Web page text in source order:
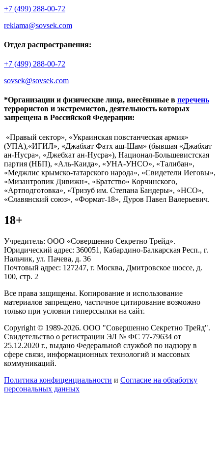
+7 (499) 288-00-72
reklama@sovsek.com
Отдел распространения:
+7 (499) 288-00-72
sovsek@sovsek.com
*Организации и физические лица, внесённные в перечень
террористов и экстремистов, деятельность которых
запрещена в Российской Федерации:
«Правый сектор», «Украинская повстанческая армия»
(УПА),«ИГИЛ», «Джабхат Фатх аш-Шам» (бывшая «Джабхат
ан-Нусра», «Джебхат ан-Нусра»), Национал-Большевистская
партия (НБП), «Аль-Каида», «УНА-УНСО», «Талибан»,
«Меджлис крымско-татарского народа», «Свидетели Иеговы»,
«Мизантропик Дивижн», «Братство» Корчинского,
«Артподготовка», «Тризуб им. Степана Бандеры», «НСО»,
«Славянский союз», «Формат-18», Дуров Павел Валерьевич.
18+
Учредитель: ООО «Совершенно Секретно Трейд».
Юридический адрес: 360051, Кабардино-Балкарская Респ., г.
Нальчик, ул. Пачева, д. 36
Почтовый адрес: 127247, г. Москва, Дмитровское шоссе, д.
100, стр. 2
Все права защищены. Копирование и использование
материалов запрещено, частичное цитирование возможно
только при условии гиперссылки на сайт.
Copyright © 1989-2026. ООО "Совершенно Секретно Трейд".
Свидетельство о регистрации ЭЛ № ФС 77-79634 от
25.12.2020 г., выдано Федеральной службой по надзору в
сфере связи, информационных технологий и массовых
коммуникаций.
Политика конфиценциальности и Согласие на обработку
персональных данных